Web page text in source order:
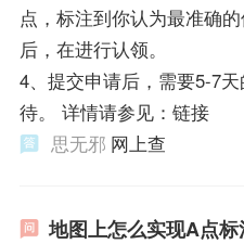
点，标注到你认为最准确
后，在进行认领。
4、提交申请后，需要5-7
待。 详情请参见：链接
思无邪 网上查
地图上怎么实现A点标